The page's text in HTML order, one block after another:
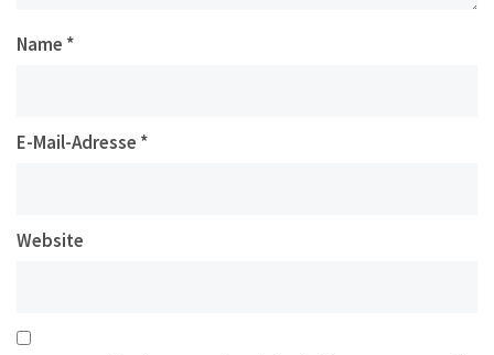
Name *
E-Mail-Adresse *
Website